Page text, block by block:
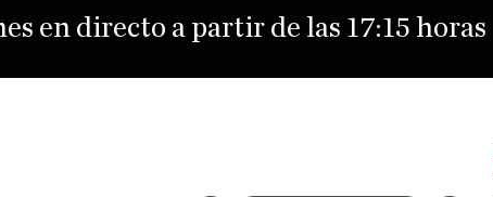
en directo a partir de las 17:15 horas